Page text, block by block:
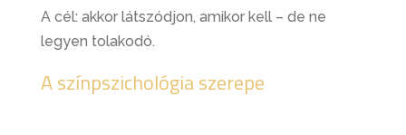
A cél: akkor látszódjon, amikor kell – de ne
legyen tolakodó.
A színpszichológia szerepe